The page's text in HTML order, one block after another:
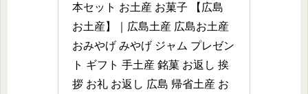
本セット お土産 お菓子 【広島
お土産】｜広島土産 広島お土産
おみやげ みやげ ジャム プレゼン
ト ギフト 手土産 銘菓 お返し 挨
拶 お礼 お返し 広島 帰省土産 お